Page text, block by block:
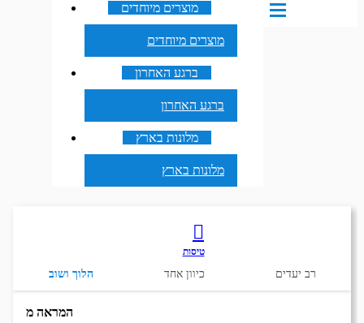
מוצרים מיוחדים
מוצרים מיוחדים
ברגע האחרון
ברגע האחרון
מלונות בארץ
מלונות בארץ
טיסות
הלוך ושוב כיוון אחד רב יעדים
המראה מ